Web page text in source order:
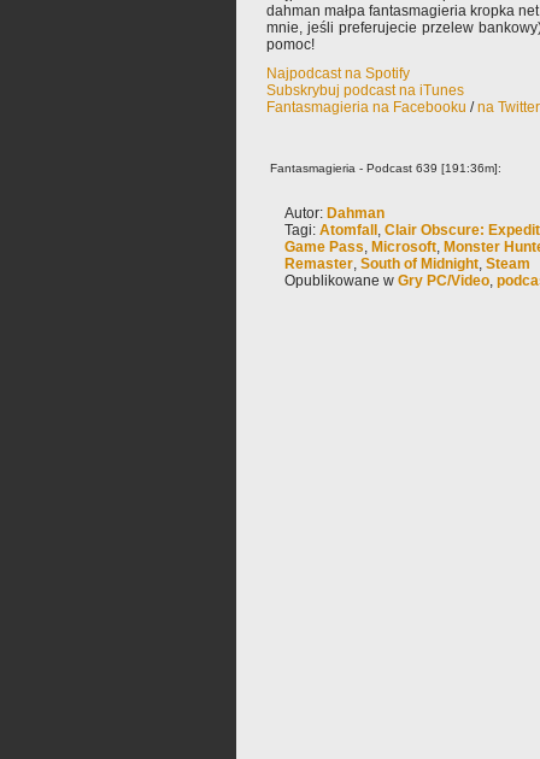
dahman małpa fantasmagieria kropka
mnie, jeśli preferujecie przelew
pomoc!
Najpodcast na Spotify
Subskrybuj podcast na iTunes
Fantasmagieria na Facebooku /na
Fantasmagieria - Podcast 639 [191:36m]:
Autor: Dahman
Tagi: Atomfall , Clair Obscure:
Game Pass, Microsoft, Monster
Remaster, South of Midnight, Steam
Opublikowane w Gry PC/Video,